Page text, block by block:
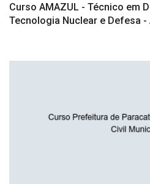
Curso AMAZUL - Técnico em
Tecnologia Nuclear e Defesa